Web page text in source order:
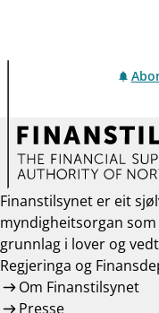
Finanstilsynet er eit
myndigheitsorgan
grunnlag i lover og
Regjeringa og
Om Finanstilsynet
Presse